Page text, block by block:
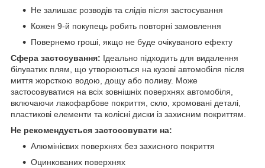
Не залишає розводів та слідів після застосування
Кожен 9-й покупець робить повторні замовлення
Повернемо гроші, якщо не буде очікуваного ефекту
Сфера застосування: Ідеально підходить для видалення
білуватих плям, що утворюються на кузові автомобіля після
миття жорсткою водою, дощу або поливу. Може
застосовуватися на всіх зовнішніх поверхнях автомобіля,
включаючи лакофарбове покриття, скло, хромовані деталі,
пластикові елементи та колісні диски із захисним покриттям.
Не рекомендується застосовувати на:
Алюмінієвих поверхнях без захисного покриття
Оцинкованих поверхнях